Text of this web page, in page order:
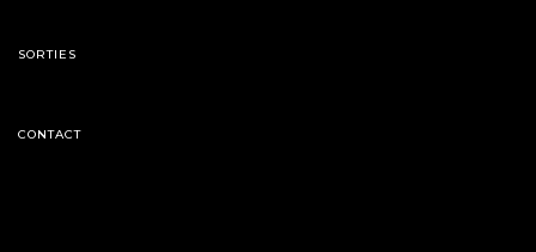
SORTIES
CONTACT